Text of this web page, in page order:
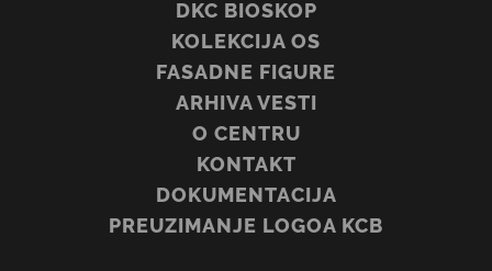
DKC BIOSKOP
KOLEKCIJA OS
FASADNE FIGURE
ARHIVA VESTI
O CENTRU
KONTAKT
DOKUMENTACIJA
PREUZIMANJE LOGOA KCB